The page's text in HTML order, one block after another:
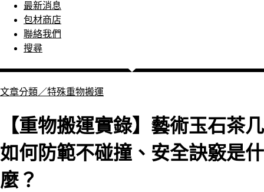
最新消息
包材商店
聯絡我們
搜尋
文章分類／特殊重物搬運
【重物搬運實錄】藝術玉石茶几
如何防範不碰撞、安全訣竅是什
麼？